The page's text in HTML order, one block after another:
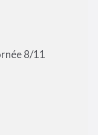
8/11